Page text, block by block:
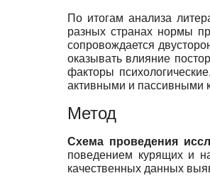
По итогам анализа
разных странах нормы
сопровождается
оказывать влияние
факторы
активными и пассивными
Метод
Схема проведения
поведением курящих и
качественных данных